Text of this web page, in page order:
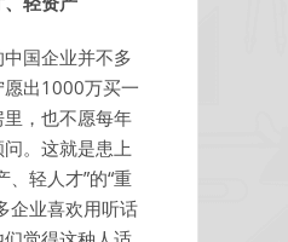
国企业并不多
愿出1000万买一
，也不愿每年
。这就是患上
、轻人才”的“重
企业喜欢用听话